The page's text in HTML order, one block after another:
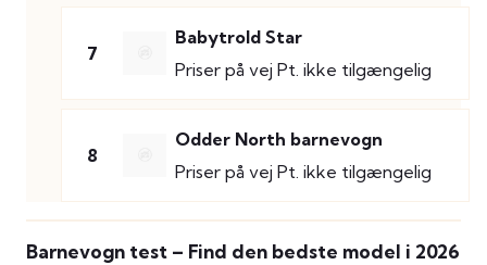
7
Babytrold Star
Priser på vej Pt. ikke tilgængelig
8
Odder North barnevogn
Priser på vej Pt. ikke tilgængelig
Barnevogn test – Find den bedste model i 2026